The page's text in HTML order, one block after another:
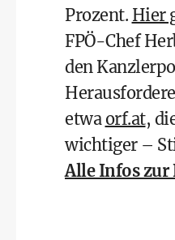
Prozent. Hier
FPÖ-Chef
den
etwa orf.at,
wichtiger –
Alle Infos zur